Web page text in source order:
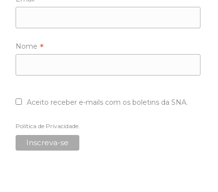
Nome *
Aceito receber e-mails com os boletins da SNA.
Política de Privacidade